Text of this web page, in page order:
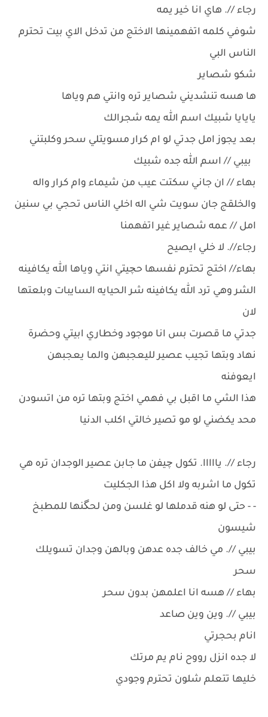
رجاء //. هاي انا خير يمه
شوفي كلمه اتفهمينها الاختج من تدخل الاي بيت تحترم
الناس البي
شكو شصاير
ها هسه تنشديني شصاير تره وانتي هم وياها
يايايا شبيك اسم الله يمه شجرالك
بعد يجوز امل جدتي لو ام كرار مسويتلي سحر وكلبتني
بيبي // اسم الله جده شبيك
بهاء // ان جاني سكتت عيب من شيماء وام كرار واله
والخلقج جان سويت شي اله اخلي الناس تحجي بي سنين
امل // عمه شصاير غير اتفهمنا
رجاء//. لا خلي ايصيح
بهاء// اختج تحترم نفسها حچيتي انتي وياها الله يكافينه
الشر وهي ترد الله يكافينه شر الحيايه السايبات وبلعتها
لان
جدتي ما قصرت بس انا موجود وخطاري ابيتي وحضرة
نهاد وبتها تجيب عصير لليعجبهن والما يعجبهن
ايعوفنه
هذا الشي ما اقبل بي فهمي اختج وبتها تره من اتسودن
محد يكضني لو مو تصير خالتي اكلب الدنيا
رجاء //. يااااا. تكول چيفن ما جابن عصير الوجدان تره هي
تكول ما اشربه ولا اكل هذا الجكليت
- - حتى لو هنه قدملها لو غلسن ومن لحگنها للمطبخ
شيسون
بيبي //. مي خالف جده عدهن وبالهن وجدان تسويلك
سحر
بهاء // هسه انا اعلمهن بدون سحر
بيبي //. وين وين صاعد
انام بحجرتي
لا جده انزل رووح نام يم مرتك
خليها تتعلم شلون تحترم وجودي